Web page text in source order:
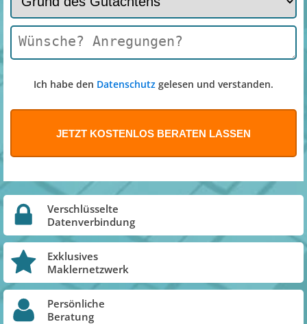
Ich habe den Datenschutz gelesen und verstanden.
Verschlüsselte
Datenverbindung
Exklusives
Maklernetzwerk
Persönliche
Beratung